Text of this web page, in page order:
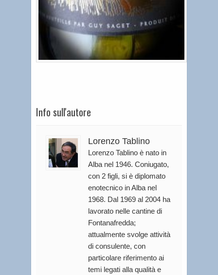
Info sull'autore
Lorenzo Tablino
Lorenzo Tablino è nato in
Alba nel 1946. Coniugato,
con 2 figli, si è diplomato
enotecnico in Alba nel
1968. Dal 1969 al 2004 ha
lavorato nelle cantine di
Fontanafredda;
attualmente svolge attività
di consulente, con
particolare riferimento ai
temi legati alla qualità e